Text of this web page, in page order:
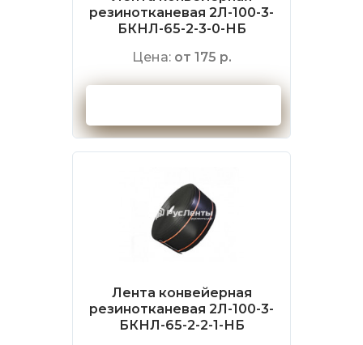
резинотканевая 2Л-100-3-
БКНЛ-65-2-3-0-НБ
Цена: от 175 р.
Лента конвейерная
резинотканевая 2Л-100-3-
БКНЛ-65-2-2-1-НБ